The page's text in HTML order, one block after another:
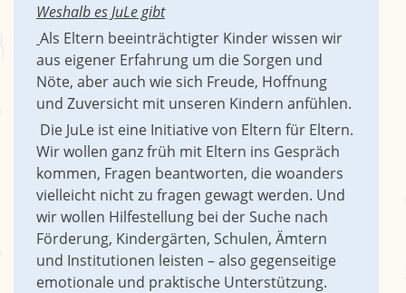
Weshalb es JuLe gibt
Als Eltern beeinträchtigter Kinder wissen wir
aus eigener Erfahrung um die Sorgen und
Nöte, aber auch wie sich Freude, Hoffnung
und Zuversicht mit unseren Kindern anfühlen.
Die JuLe ist eine Initiative von Eltern für Eltern.
Wir wollen ganz früh mit Eltern ins Gespräch
kommen, Fragen beantworten, die woanders
vielleicht nicht zu fragen gewagt werden. Und
wir wollen Hilfestellung bei der Suche nach
Förderung, Kindergärten, Schulen, Ämtern
und Institutionen leisten – also gegenseitige
emotionale und praktische Unterstützung.